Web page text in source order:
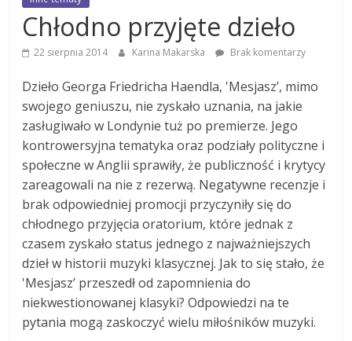
Chłodno przyjęte dzieło
22 sierpnia 2014 Karina Makarska Brak komentarzy
Dzieło Georga Friedricha Haendla, 'Mesjasz’, mimo
swojego geniuszu, nie zyskało uznania, na jakie
zasługiwało w Londynie tuż po premierze. Jego
kontrowersyjna tematyka oraz podziały polityczne i
społeczne w Anglii sprawiły, że publiczność i krytycy
zareagowali na nie z rezerwą. Negatywne recenzje i
brak odpowiedniej promocji przyczyniły się do
chłodnego przyjęcia oratorium, które jednak z
czasem zyskało status jednego z najważniejszych
dzieł w historii muzyki klasycznej. Jak to się stało, że
'Mesjasz’ przeszedł od zapomnienia do
niekwestionowanej klasyki? Odpowiedzi na te
pytania mogą zaskoczyć wielu miłośników muzyki.